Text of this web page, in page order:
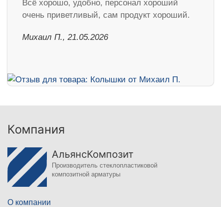
Всё хорошо, удобно, персонал хороший
очень приветливый, сам продукт хороший.
Михаил П., 21.05.2026
Компания
АльянсКомпозит
Производитель стеклопластиковой
композитной арматуры
О компании